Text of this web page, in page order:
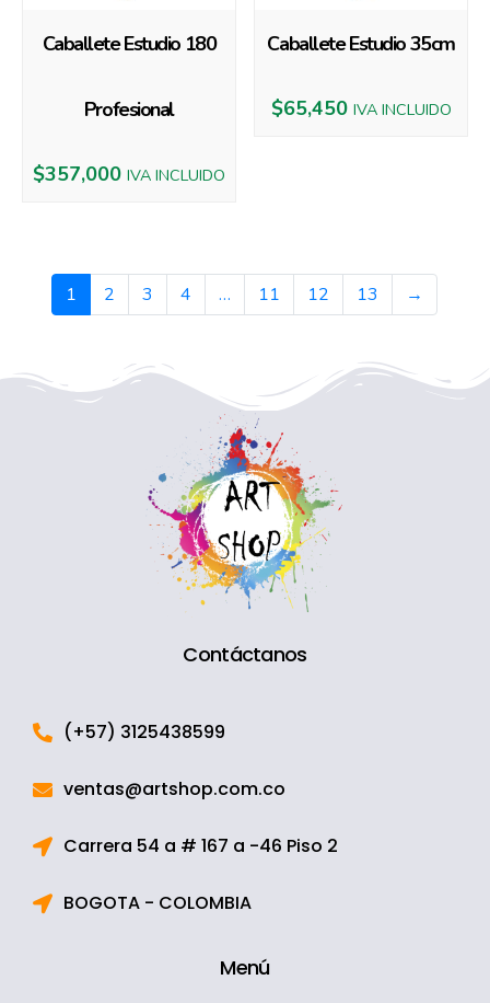
Caballete Estudio 180
Profesional
$357,000 IVA INCLUIDO
Caballete Estudio 35cm
$65,450 IVA INCLUIDO
1 2 3 4 … 11 12 13 →
Contáctanos
(+57) 3125438599
ventas@artshop.com.co
Carrera 54 a # 167 a -46 Piso 2
BOGOTA - COLOMBIA
Menú